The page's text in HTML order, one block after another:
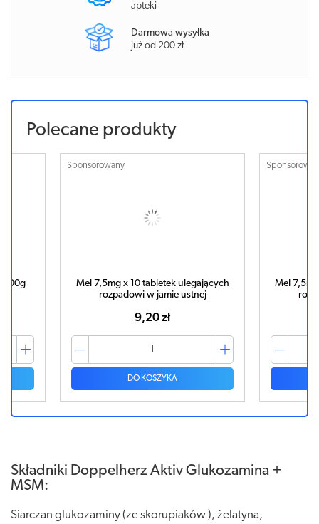
apteki
Darmowa wysyłka
już od 200 zł
Polecane produkty
100g
Sponsorowany
Mel 7,5mg x 10 tabletek ulegających
rozpadowi w jamie ustnej
9,20 zł
DO KOSZYKA
Mel
Składniki Doppelherz Aktiv Glukozamina +
MSM:
Siarczan glukozaminy (ze skorupiaków ), żelatyna,